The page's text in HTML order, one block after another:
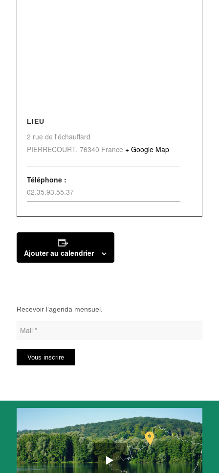
LIEU
2 rue de l'échauffard
PIERRECOURT, 76340 France + Google Map
Téléphone :
02.35.93.55.37
Ajouter au calendrier
Recevoir l’agenda mensuel.